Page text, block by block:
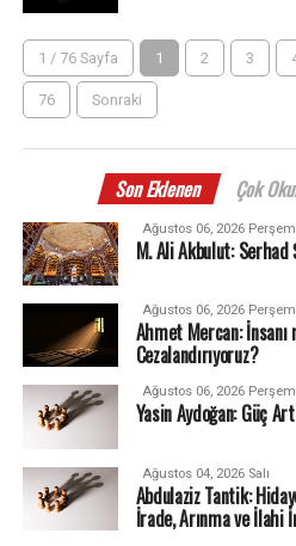
1 / 76 Sayfa 1 2 3
76 Sonraki
Son Eklenen Çok
Ağustos 06, 2026
M. Ali Akbulut:
Ağustos 06, 2026
Ahmet Mercan: İnsanı
Cezalandırıyoruz?
Ağustos 06, 2026
Yasin Aydoğan: Güç
Ağustos 04, 2026 Salı
Abdulaziz Tantik:
İrade, Arınma ve İlahi